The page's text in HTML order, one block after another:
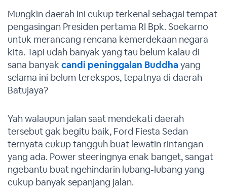
Mungkin daerah ini cukup terkenal sebagai tempat
pengasingan Presiden pertama RI Bpk. Soekarno
untuk merancang rencana kemerdekaan negara
kita. Tapi udah banyak yang tau belum kalau di
sana banyak candi peninggalan Buddha yang
selama ini belum terekspos, tepatnya di daerah
Batujaya?
Yah walaupun jalan saat mendekati daerah
tersebut gak begitu baik, Ford Fiesta Sedan
ternyata cukup tangguh buat lewatin rintangan
yang ada. Power steeringnya enak banget, sangat
ngebantu buat ngehindarin lubang-lubang yang
cukup banyak sepanjang jalan.